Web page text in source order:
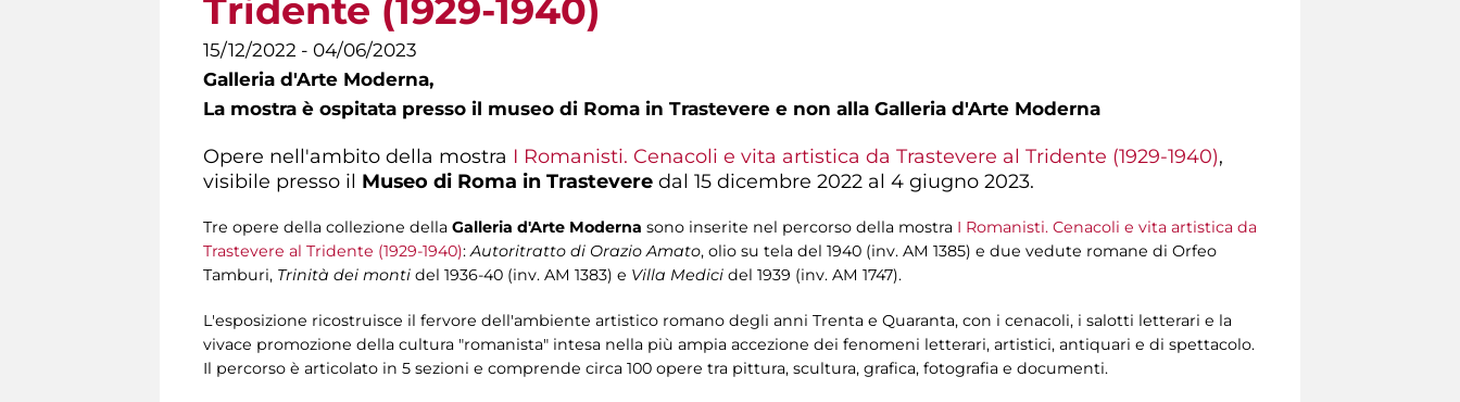
Tridente (1929-1940)
15/12/2022 - 04/06/2023
Galleria d'Arte Moderna,
La mostra è ospitata presso il museo di Roma in Trastevere e non alla Galleria d'Arte Moderna
Opere nell'ambito della mostra I Romanisti. Cenacoli e vita artistica da Trastevere al Tridente (1929-1940),
visibile presso il Museo di Roma in Trastevere dal 15 dicembre 2022 al 4 giugno 2023.
Tre opere della collezione della Galleria d'Arte Moderna sono inserite nel percorso della mostra I Romanisti. Cenacoli e vita artistica da
Trastevere al Tridente (1929-1940):Autoritratto di Orazio Amato, olio su tela del 1940 (inv. AM 1385) e due vedute romane di Orfeo
Tamburi, Trinità dei monti del 1936-40 (inv. AM 1383) e Villa Medici del 1939 (inv. AM 1747).
L'esposizione ricostruisce il fervore dell'ambiente artistico romano degli anni Trenta e Quaranta, con i cenacoli, i salotti letterari e la
vivace promozione della cultura "romanista" intesa nella più ampia accezione dei fenomeni letterari, artistici, antiquari e di spettacolo.
Il percorso è articolato in 5 sezioni e comprende circa 100 opere tra pittura, scultura, grafica, fotografia e documenti.